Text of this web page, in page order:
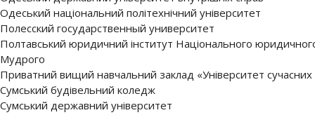
Одеський національний політехнічний університет
Полесский государственный университет
Полтавський юридичний інститут Національного
Мудрого
Приватний вищий навчальний заклад «Університет
Сумський будівельний коледж
Сумський державний університет